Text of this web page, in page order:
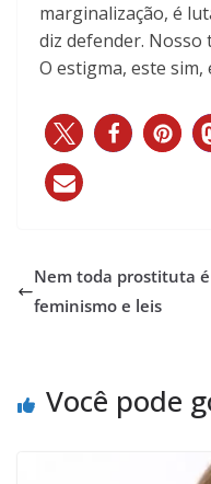
marginalização, é
diz defender.
O estigma, este sim,
Nem toda prostituta
feminismo e leis
Você pode